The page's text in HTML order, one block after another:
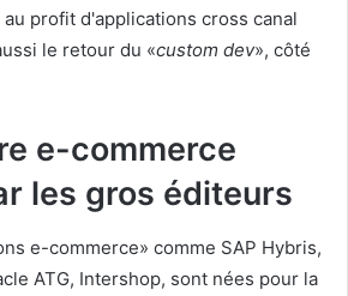
profit d'applications cross canal
le retour du «custom dev», côté
e-commerce
les gros éditeurs
e-commerce» comme SAP Hybris,
ATG, Intershop, sont nées pour la